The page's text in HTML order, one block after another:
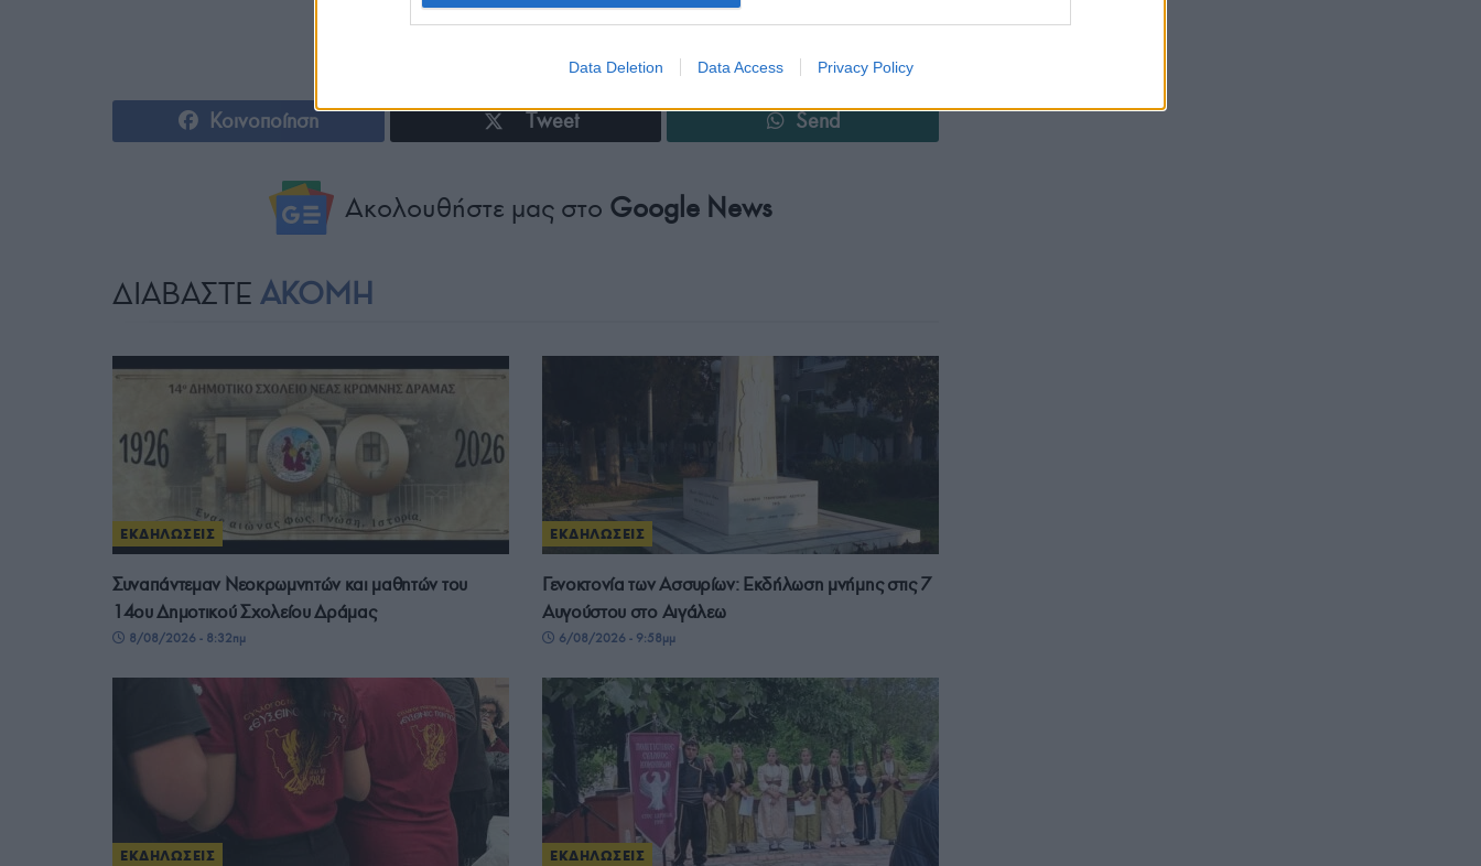
Data Deletion Data Access Privacy Policy
Κοινοποίηση Tweet Send
Ακολουθήστε μας στο Google News
ΔΙΑΒΑΣΤΕ ΑΚΟΜΗ
ΕΚΔΗΛΩΣΕΙΣ
Συναπάντεμαν Νεοκρωμνητών και μαθητών του
14ου Δημοτικού Σχολείου Δράμας
8/08/2026 - 8:32πμ
ΕΚΔΗΛΩΣΕΙΣ
Γενοκτονία των Ασσυρίων: Εκδήλωση μνήμης στις 7
Αυγούστου στο Αιγάλεω
6/08/2026 - 9:58μμ
ΕΚΔΗΛΩΣΕΙΣ ΕΚΔΗΛΩΣΕΙΣ